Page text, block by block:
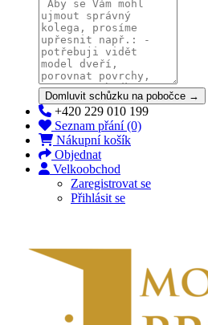
Domluvit schůzku na pobočce →
+420 229 010 199
Seznam přání (0)
Nákupní košík
Objednat
Velkoobchod
Zaregistrovat se
Přihlásit se